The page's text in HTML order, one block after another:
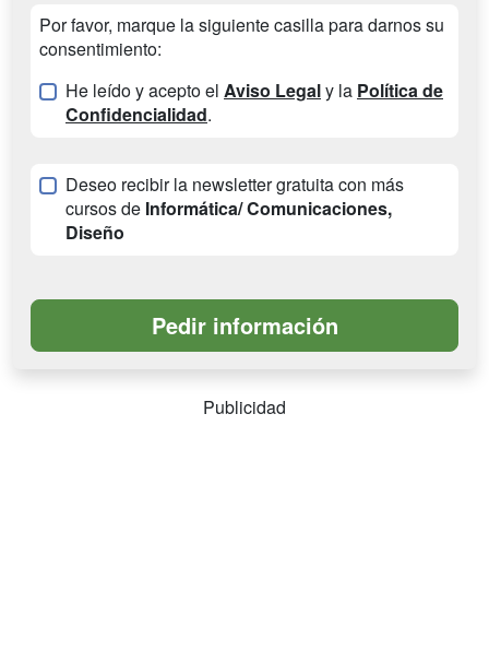
Por favor, marque la siguiente casilla para darnos su
consentimiento:
He leído y acepto el Aviso Legaly la Política de
Confidencialidad.
Deseo recibir la newsletter gratuita con más
cursos de Informática/ Comunicaciones,
Diseño
Publicidad